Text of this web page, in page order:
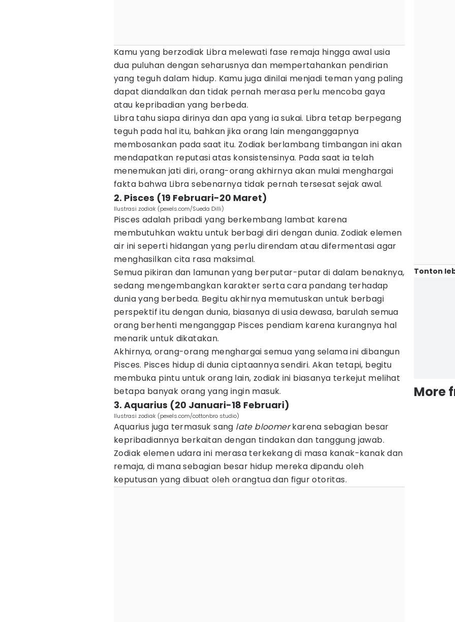
Kamu yang berzodiak Libra melewati fase remaja hingga awal usia
dua puluhan dengan seharusnya dan mempertahankan pendirian
yang teguh dalam hidup. Kamu juga dinilai menjadi teman yang paling
dapat diandalkan dan tidak pernah merasa perlu mencoba gaya
atau kepribadian yang berbeda.
Libra tahu siapa dirinya dan apa yang ia sukai. Libra tetap berpegang
teguh pada hal itu, bahkan jika orang lain menganggapnya
membosankan pada saat itu. Zodiak berlambang timbangan ini akan
mendapatkan reputasi atas konsistensinya. Pada saat ia telah
menemukan jati diri, orang-orang akhirnya akan mulai menghargai
fakta bahwa Libra sebenarnya tidak pernah tersesat sejak awal.
2. Pisces (19 Februari-20 Maret)
Ilustrasi zodiak (pexels.com/Sueda Dilli)
Pisces adalah pribadi yang berkembang lambat karena
membutuhkan waktu untuk berbagi diri dengan dunia. Zodiak elemen
air ini seperti hidangan yang perlu direndam atau difermentasi agar
menghasilkan cita rasa maksimal.
Semua pikiran dan lamunan yang berputar-putar di dalam benaknya,
sedang mengembangkan karakter serta cara pandang terhadap
dunia yang berbeda. Begitu akhirnya memutuskan untuk berbagi
perspektif itu dengan dunia, biasanya di usia dewasa, barulah semua
orang berhenti menganggap Pisces pendiam karena kurangnya hal
menarik untuk dikatakan.
Akhirnya, orang-orang menghargai semua yang selama ini dibangun
Pisces. Pisces hidup di dunia ciptaannya sendiri. Akan tetapi, begitu
membuka pintu untuk orang lain, zodiak ini biasanya terkejut melihat
betapa banyak orang yang ingin masuk.
3. Aquarius (20 Januari-18 Februari)
Ilustrasi zodiak (pexels.com/cottonbro studio)
Aquarius juga termasuk sang late bloomerkarena sebagian besar
kepribadiannya berkaitan dengan tindakan dan tanggung jawab.
Zodiak elemen udara ini merasa terkekang di masa kanak-kanak dan
remaja, di mana sebagian besar hidup mereka dipandu oleh
keputusan yang dibuat oleh orangtua dan figur otoritas.
Tonton
More